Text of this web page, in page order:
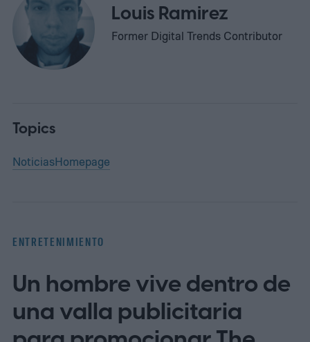
Louis Ramirez
Former Digital Trends Contributor
Topics
NoticiasHomepage
ENTRETENIMIENTO
Un hombre vive dentro de
una valla publicitaria